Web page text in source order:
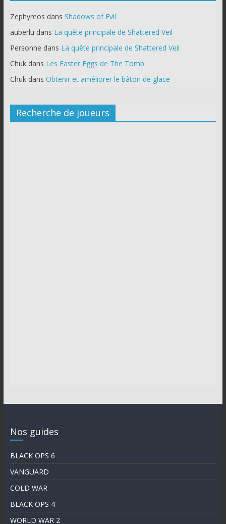
Zephyreos dans Shadows of Evil
auberlu dans La quête principale de Shattered Veil
Personne dans La quête principale de Shattered Veil
Chukdans Les Easter Eggs de The Tomb
Chukdans Obtenir et améliorer le bâton de glace
Recherche de joueurs
Nos guides
BLACK OPS 6
VANGUARD
COLD WAR
BLACK OPS 4
WORLD WAR 2